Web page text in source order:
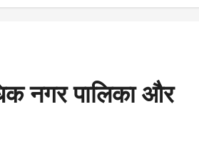
नगर पालिका और